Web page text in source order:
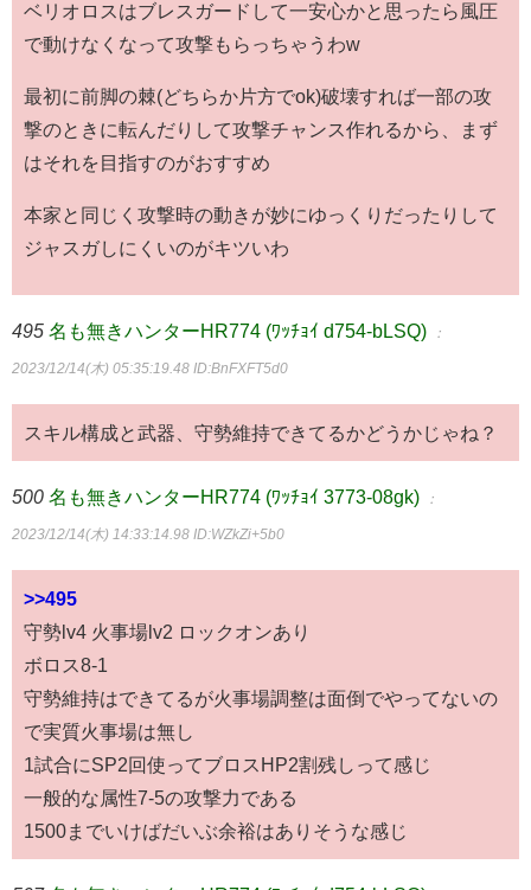
ベリオロスはブレスガードして一安心かと思ったら風圧
で動けなくなって攻撃もらっちゃうわw
最初に前脚の棘(どちらか片方でok)破壊すれば一部の攻
撃のときに転んだりして攻撃チャンス作れるから、まず
はそれを目指すのがおすすめ
本家と同じく攻撃時の動きが妙にゆっくりだったりして
ジャスガしにくいのがキツいわ
495 名も無きハンターHR774 (ﾜｯﾁｮｲ d754-bLSQ) ：
2023/12/14(木) 05:35:19.48 ID:BnFXFT5d0
スキル構成と武器、守勢維持できてるかどうかじゃね？
500 名も無きハンターHR774 (ﾜｯﾁｮｲ 3773-08gk) ：
2023/12/14(木) 14:33:14.98 ID:WZkZi+5b0
>>495
守勢lv4 火事場lv2 ロックオンあり
ボロス8-1
守勢維持はできてるが火事場調整は面倒でやってないの
で実質火事場は無し
1試合にSP2回使ってブロスHP2割残しって感じ
一般的な属性7-5の攻撃力である
1500までいけばだいぶ余裕はありそうな感じ